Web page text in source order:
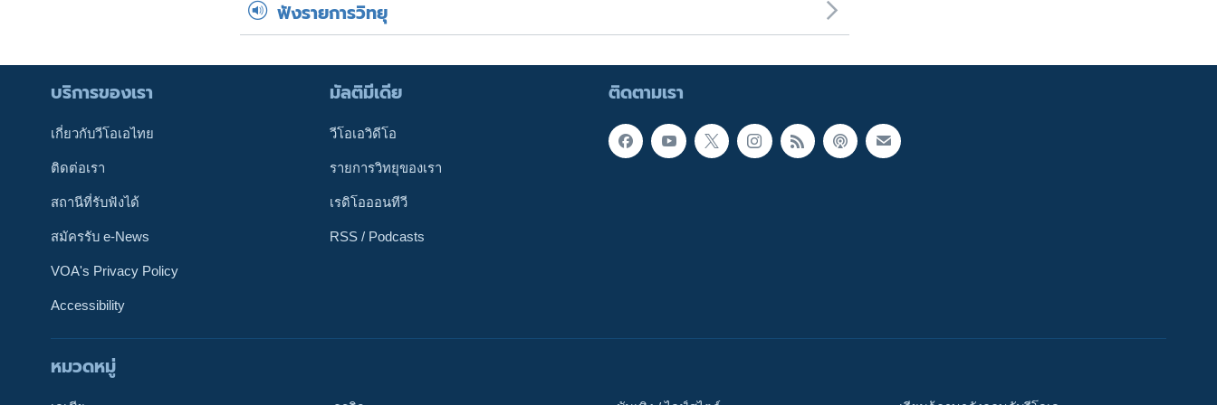
ติดตามเรา
ฟังรายการวิทยุ
ติดตามเรา
บริการของเรา
เกี่ยวกับวีโอเอไทย
ติดต่อเรา
สถานีที่รับฟังได้
สมัครรับ e-News
VOA's Privacy Policy
Accessibility
มัลติมีเดีย
วีโอเอวิดีโอ
รายการวิทยุของเรา
เรดิโอออนทีวี
RSS / Podcasts
หมวดหมู่